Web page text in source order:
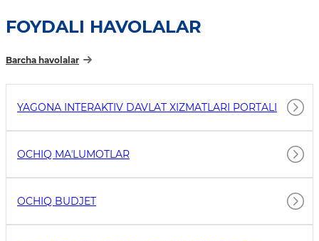
FOYDALI HAVOLALAR
Barcha havolalar
YAGONA INTERAKTIV DAVLAT XIZMATLARI PORTALI
OCHIQ MAʼLUMOTLAR
OCHIQ BUDJET